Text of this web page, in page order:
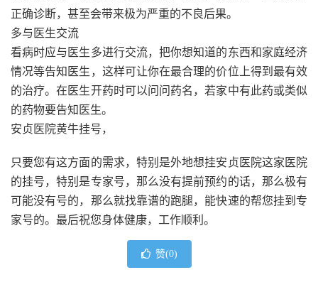
正确诊断，甚至会带来极为严重的不良后果。
多与医生交流
看病时应与医生多进行交流，把你想知道的东西和家庭经济
情况等告知医生，这样可让你在最合理的价位上得到最有效
的治疗。在医生开药时可以问问药名，若家中有此药或类似
的药物要告知医生。
安贞医院黄牛挂号，
只要您有这方面的需求，特别是外地想挂安贞医院这家医院
的挂号，特别是专家号，那么没有提前预约的话，那么极有
可能没有号的，那么就找靠谱的跑腿，能快速的帮您挂到专
家号的。最后祝您身体健康，工作顺利。
赞(0)